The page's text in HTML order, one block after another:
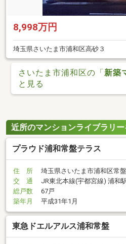
8,998万円
埼玉県さいたま市浦和区高砂３
さいたま市浦和区の「新築
と見る
近所のマンションライブラリ
プラウド浦和常盤テラス
住 所
埼玉県さいたま市浦和区常
交 通
JR東北本線(宇都宮線) 浦和
総戸数
67戸
築年月
平成31年1月
東急ドエルアルス浦和常盤